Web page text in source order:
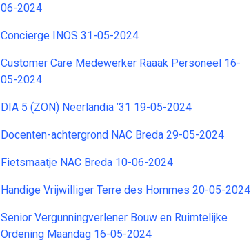
06-2024
Concierge INOS 31-05-2024
Customer Care Medewerker Raaak Personeel 16-
05-2024
DIA 5 (ZON) Neerlandia ’31 19-05-2024
Docenten-achtergrond NAC Breda 29-05-2024
Fietsmaatje NAC Breda 10-06-2024
Handige Vrijwilliger Terre des Hommes 20-05-2024
Senior Vergunningverlener Bouw en Ruimtelijke
Ordening Maandag 16-05-2024